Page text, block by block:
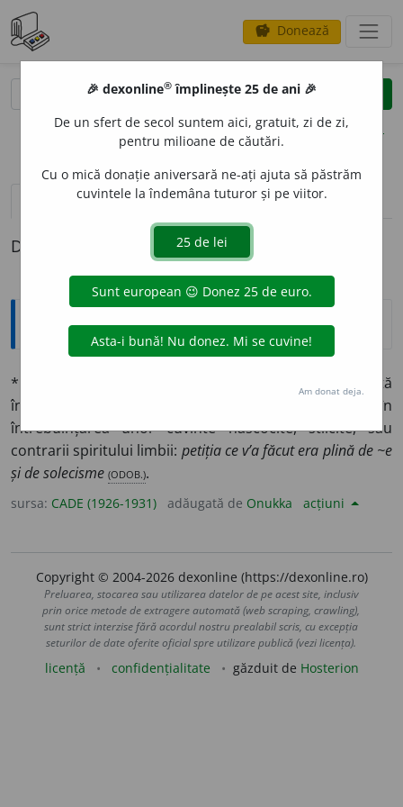
savings Donează
clear
opțiuni
definiții (1) pronunțievolume_up (6)
Definiția cu ID-ul 1335625:
Explicative DEX
*
Greșală de limbă, făcută
în scriere sau în vorbire și care consistă în
întrebuințarea unor cuvinte născocite, stîlcite, sau
contrarii spiritului limbii: petiția ce v’a făcut era plină de ~e
și de solecisme(ODOB.).
sursa: CADE (1926-1931) adăugată de Onukka acțiuni
Copyright © 2004-2026 dexonline (https://dexonline.ro)
Preluarea, stocarea sau utilizarea datelor de pe acest site, inclusiv
prin orice metode de extragere automată (web scraping, crawling),
sunt strict interzise fără acordul nostru prealabil scris, cu excepția
seturilor de date oferite oficial spre utilizare publică (vezi licența).
licență confidențialitate găzduit de Hosterion
🎉 dexonline® împlinește 25 de ani 🎉
De un sfert de secol suntem aici, gratuit, zi de zi,
pentru milioane de căutări.
Cu o mică donație aniversară ne-ați ajuta să păstrăm
cuvintele la îndemâna tuturor și pe viitor.
Am donat deja.